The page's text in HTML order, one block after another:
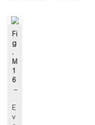
Fi
g
.
M
1
6
–
E
v